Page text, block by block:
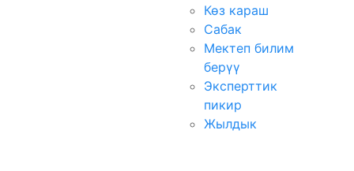
Көз караш
Сабак
Мектеп билим
берүү
Эксперттик
пикир
Жылдык